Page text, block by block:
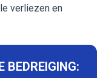
verliezen en
BEDREIGING: